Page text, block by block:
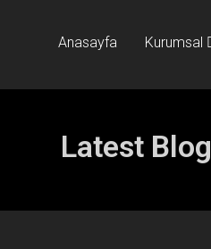
Anasayfa Kurumsal
Latest Blog